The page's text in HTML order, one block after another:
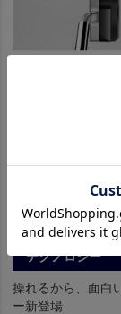
テクノロジー
操れるから、面白
ー新登場